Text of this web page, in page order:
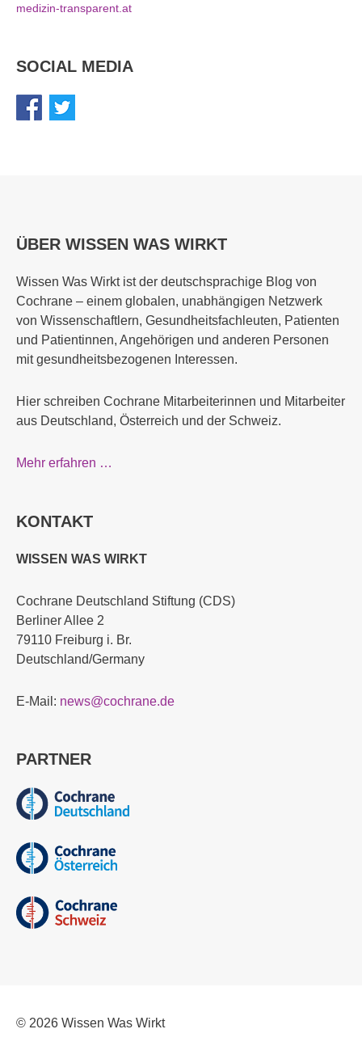
medizin-transparent.at
SOCIAL MEDIA
ÜBER WISSEN WAS WIRKT
Wissen Was Wirkt ist der deutschsprachige Blog von
Cochrane – einem globalen, unabhängigen Netzwerk
von Wissenschaftlern, Gesundheitsfachleuten, Patienten
und Patientinnen, Angehörigen und anderen Personen
mit gesundheitsbezogenen Interessen.
Hier schreiben Cochrane Mitarbeiterinnen und Mitarbeiter
aus Deutschland, Österreich und der Schweiz.
Mehr erfahren …
KONTAKT
WISSEN WAS WIRKT
Cochrane Deutschland Stiftung (CDS)
Berliner Allee 2
79110 Freiburg i. Br.
Deutschland/Germany
E-Mail: news@cochrane.de
PARTNER
© 2026 Wissen Was Wirkt